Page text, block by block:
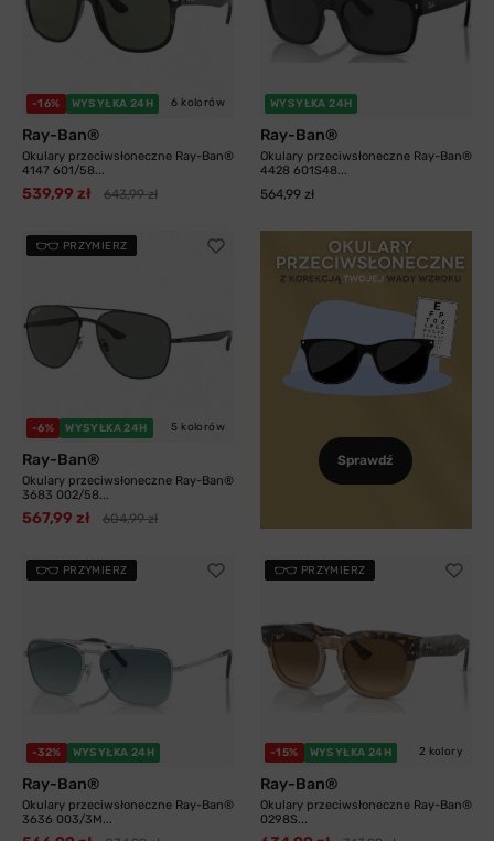
-16% WYSYŁKA 24H 6 kolorów
Ray-Ban®
Okulary przeciwsłoneczne Ray-Ban®
4147 601/58...
539,99 zł 643,99 zł
WYSYŁKA 24H
Ray-Ban®
Okulary przeciwsłoneczne Ray-Ban®
4428 601S48...
564,99 zł
PRZYMIERZ
-6% WYSYŁKA 24H 5 kolorów
Ray-Ban®
Okulary przeciwsłoneczne Ray-Ban®
3683 002/58...
567,99 zł 604,99 zł
Sprawdź
PRZYMIERZ
-32% WYSYŁKA 24H
Ray-Ban®
Okulary przeciwsłoneczne Ray-Ban®
3636 003/3M...
PRZYMIERZ
-15% WYSYŁKA 24H 2 kolory
Ray-Ban®
Okulary przeciwsłoneczne Ray-Ban®
0298S...